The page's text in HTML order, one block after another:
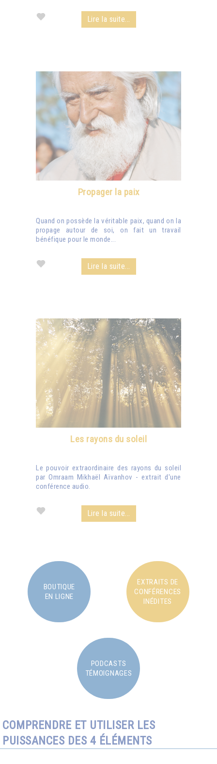
Lire la suite...
Propager la paix
Quand on possède la véritable paix, quand on la
propage autour de soi, on fait un travail
bénéfique pour le monde...
Lire la suite...
Les rayons du soleil
Le pouvoir extraordinaire des rayons du soleil
par Omraam Mikhaël Aïvanhov - extrait d'une
conférence audio.
Lire la suite...
BOUTIQUE
EN LIGNE
EXTRAITS DE
CONFÉRENCES
INÉDITES
PODCASTS
TÉMOIGNAGES
COMPRENDRE ET UTILISER LES
PUISSANCES DES 4 ÉLÉMENTS